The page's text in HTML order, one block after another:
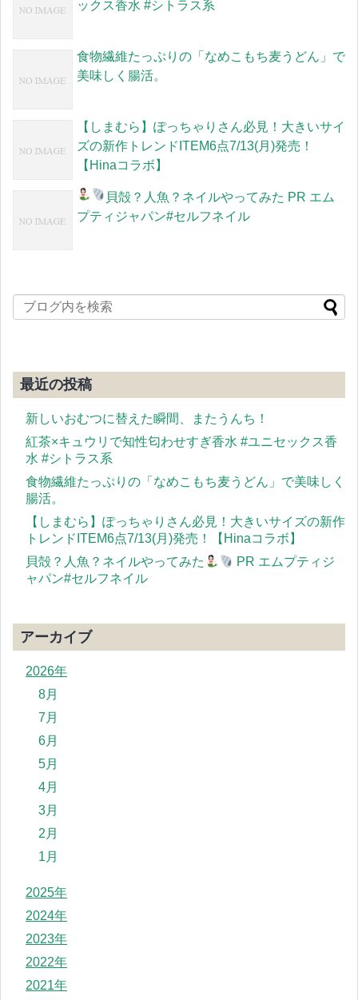
ックス香水 #シトラス系
食物繊維たっぷりの「なめこもち麦うどん」で
美味しく腸活。
【しまむら】ぽっちゃりさん必見！大きいサイ
ズの新作トレンドITEM6点7/13(月)発売！
【Hinaコラボ】
貝殻？人魚？ネイルやってみた PR エム
プティジャパン#セルフネイル
最近の投稿
新しいおむつに替えた瞬間、またうんち！
紅茶×キュウリで知性匂わせすぎ香水 #ユニセックス香
水 #シトラス系
食物繊維たっぷりの「なめこもち麦うどん」で美味しく
腸活。
【しまむら】ぽっちゃりさん必見！大きいサイズの新作
トレンドITEM6点7/13(月)発売！【Hinaコラボ】
貝殻？人魚？ネイルやってみた
PR エムプティジ
ャパン#セルフネイル
アーカイブ
2026年
8月
7月
6月
5月
4月
3月
2月
1月
2025年
2024年
2023年
2022年
2021年